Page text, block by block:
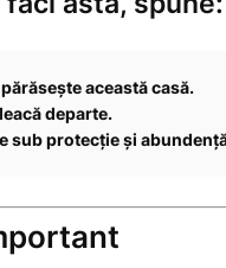
această casă.
departe.
sub protecție și